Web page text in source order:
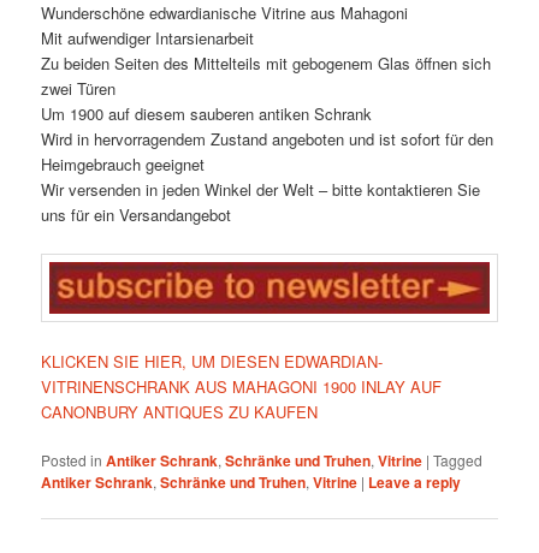
Wunderschöne edwardianische Vitrine aus Mahagoni
Mit aufwendiger Intarsienarbeit
Zu beiden Seiten des Mittelteils mit gebogenem Glas öffnen sich
zwei Türen
Um 1900 auf diesem sauberen antiken Schrank
Wird in hervorragendem Zustand angeboten und ist sofort für den
Heimgebrauch geeignet
Wir versenden in jeden Winkel der Welt – bitte kontaktieren Sie
uns für ein Versandangebot
KLICKEN SIE HIER, UM DIESEN EDWARDIAN-
VITRINENSCHRANK AUS MAHAGONI 1900 INLAY AUF
CANONBURY ANTIQUES ZU KAUFEN
Posted in Antiker Schrank,Schränke und Truhen,Vitrine |Tagged
Antiker Schrank,Schränke und Truhen,Vitrine | Leave a reply